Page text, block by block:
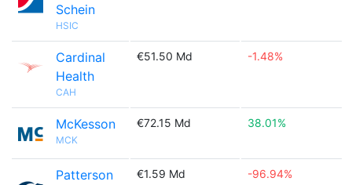
Schein
HSIC
Cardinal
Health
CAH
€51.50 Md -1.48%
McKesson
MCK
€72.15 Md 38.01%
Patterson
€1.59 Md -96.94%